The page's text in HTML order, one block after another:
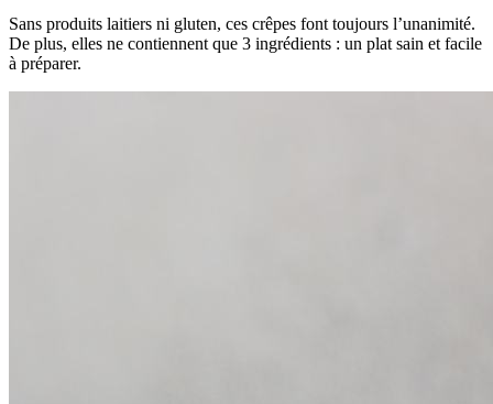
Sans produits laitiers ni gluten, ces crêpes font toujours l’unanimité.
De plus, elles ne contiennent que 3 ingrédients : un plat sain et facile
à préparer.